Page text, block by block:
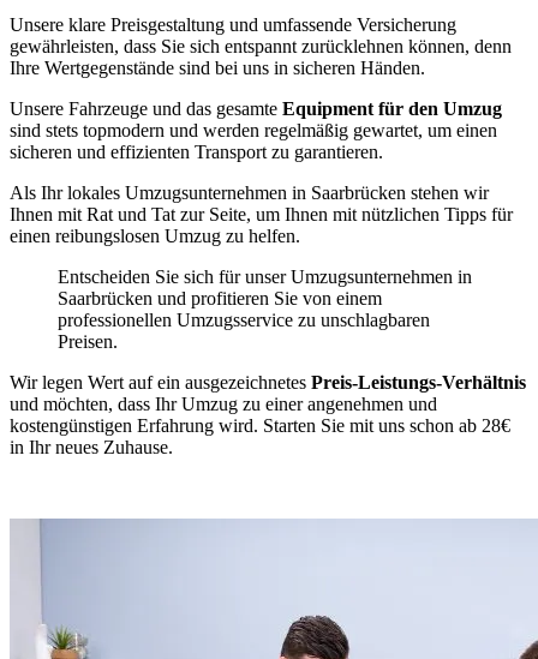
Unsere klare Preisgestaltung und umfassende Versicherung
gewährleisten, dass Sie sich entspannt zurücklehnen können, denn
Ihre Wertgegenstände sind bei uns in sicheren Händen.
Unsere Fahrzeuge und das gesamte Equipment für den Umzug
sind stets topmodern und werden regelmäßig gewartet, um einen
sicheren und effizienten Transport zu garantieren.
Als Ihr lokales Umzugsunternehmen in Saarbrücken stehen wir
Ihnen mit Rat und Tat zur Seite, um Ihnen mit nützlichen Tipps für
einen reibungslosen Umzug zu helfen.
Entscheiden Sie sich für unser Umzugsunternehmen in
Saarbrücken und profitieren Sie von einem
professionellen Umzugsservice zu unschlagbaren
Preisen.
Wir legen Wert auf ein ausgezeichnetes Preis-Leistungs-Verhältnis
und möchten, dass Ihr Umzug zu einer angenehmen und
kostengünstigen Erfahrung wird. Starten Sie mit uns schon ab 28€
in Ihr neues Zuhause.